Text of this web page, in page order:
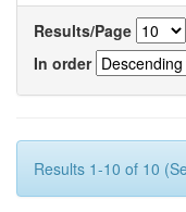
Results/Page
In order
Results 1-10 of 10